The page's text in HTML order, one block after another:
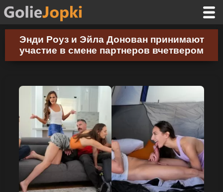
Энди Роуз и Эйла Донован принимают
участие в смене партнеров вчетвером